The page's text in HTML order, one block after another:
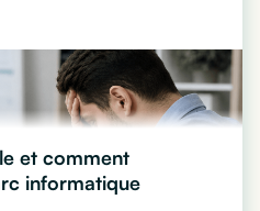
et comment
informatique